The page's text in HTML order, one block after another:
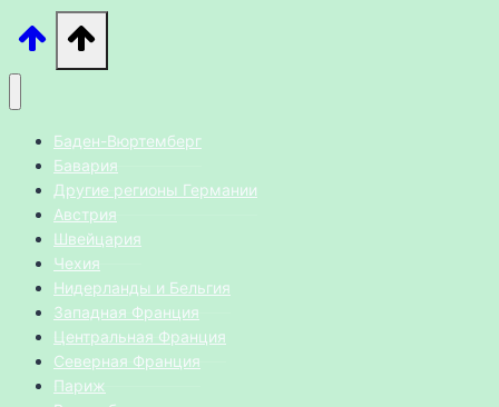
Баден-Вюртемберг
Бавария
Другие регионы Германии
Австрия
Швейцария
Чехия
Нидерланды и Бельгия
Западная Франция
Центральная Франция
Северная Франция
Париж